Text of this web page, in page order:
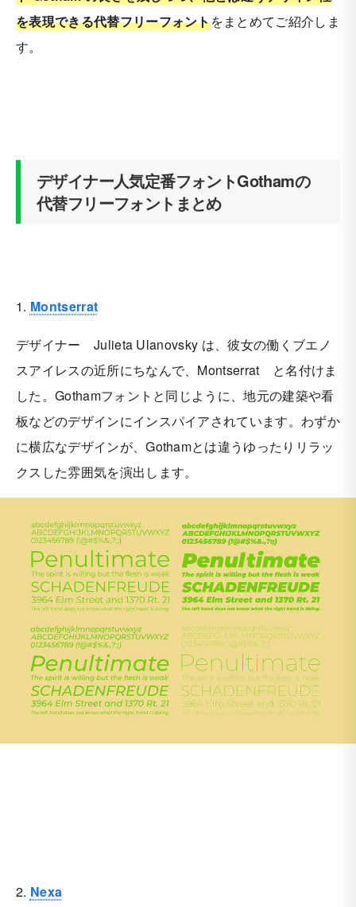
を表現できる代替フリーフォントをまとめてご紹介しま
す。
デザイナー人気定番フォントGothamの
代替フリーフォントまとめ
1. Montserrat
デザイナー Julieta Ulanovsky は、彼女の働くブエノ
スアイレスの近所にちなんで、Montserrat と名付けま
した。Gothamフォントと同じように、地元の建築や看
板などのデザインにインスパイアされています。わずか
に横広なデザインが、Gothamとは違うゆったりリラッ
クスした雰囲気を演出します。
2. Nexa